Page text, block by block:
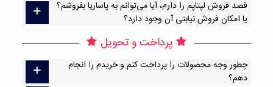
قصد فروش لپتاپم را دارم، آیا می‌توانم به پاساریا بفروشم؟
یا امکان فروش نیابتی آن وجود دارد؟
پرداخت و تحویل
چطور وجه محصولات را پرداخت کنم و خریدم را انجام
دهم؟